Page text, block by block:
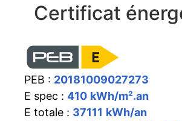
Certificat
PEB : 20181009027273
E spec : 410 kWh/m².an
E totale : 37111 kWh/an